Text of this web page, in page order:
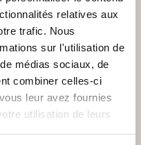
relatives aux
trafic. Nous
sur l'utilisation de
médias sociaux, de
combiner celles-ci
leur avez fournies
utilisation de leurs